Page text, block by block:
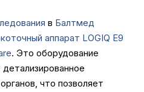
в Балтмед
аппарат LOGIQ E9
. Это оборудование
что позволяет